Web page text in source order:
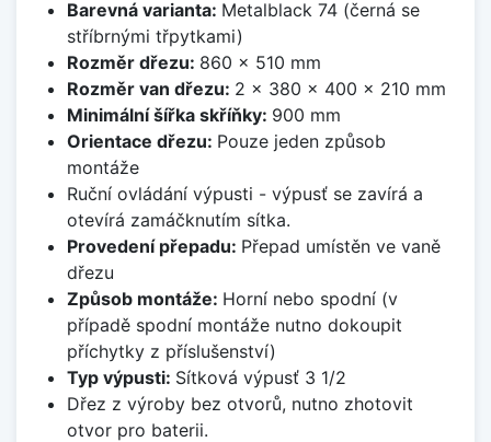
Barevná varianta: Metalblack 74 (černá se
stříbrnými třpytkami)
Rozměr dřezu: 860 x 510 mm
Rozměr van dřezu: 2 x 380 x 400 x 210 mm
Minimální šířka skříňky: 900 mm
Orientace dřezu: Pouze jeden způsob
montáže
Ruční ovládání výpusti - výpusť se zavírá a
otevírá zamáčknutím sítka.
Provedení přepadu: Přepad umístěn ve vaně
dřezu
Způsob montáže: Horní nebo spodní (v
případě spodní montáže nutno dokoupit
příchytky z příslušenství)
Typ výpusti: Sítková výpusť 3 1/2
Dřez z výroby bez otvorů, nutno zhotovit
otvor pro baterii.